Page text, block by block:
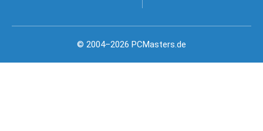
© 2004–2026 PCMasters.de